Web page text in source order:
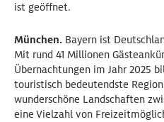
ist geöffnet.
München. Bayern ist
Mit rund 41 Millionen
Übernachtungen im Jahr 2025
touristisch bedeutendste
wunderschöne Landschaften
eine Vielzahl von